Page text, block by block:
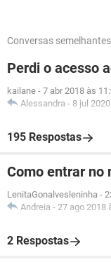
Conversas semelhantes
Perdi o acesso
kailane - 7 abr 2018 às
Alessandra - 8 jul
195 Respostas
Como entrar no
LenitaGonalvesleninha -
Andreia - 27 ago 2018
2 Respostas